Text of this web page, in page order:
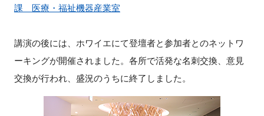
課 医療・福祉機器産業室
講演の後には、ホワイエにて登壇者と参加者とのネットワ
ーキングが開催されました。各所で活発な名刺交換、意見
交換が行われ、盛況のうちに終了しました。